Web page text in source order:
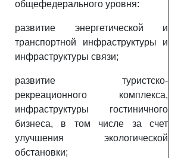
общефедерального уровня:
развитие энергетической и
транспортной инфраструктуры и
инфраструктуры связи;
развитие туристско-
рекреационного комплекса,
инфраструктуры гостиничного
бизнеса, в том числе за счет
улучшения экологической
обстановки;